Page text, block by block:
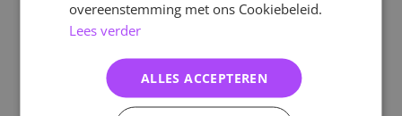
overeenstemming met ons Cookiebeleid.
Lees verder
ALLES ACCEPTEREN